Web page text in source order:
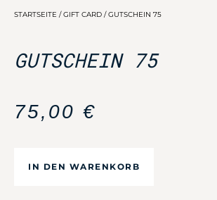
STARTSEITE /GIFT CARD / GUTSCHEIN 75
GUTSCHEIN 75
75,00 €
IN DEN WARENKORB